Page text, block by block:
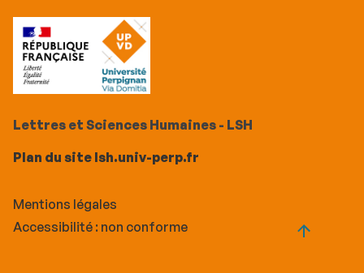
Lettres et Sciences Humaines - LSH
Plan du site lsh.univ-perp.fr
Mentions légales
Accessibilité : non conforme